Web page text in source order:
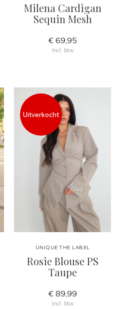
Milena Cardigan
Sequin Mesh
€ 69,95
Incl. btw
Uitverkocht
UNIQUE THE LABEL
Rosie Blouse PS
Taupe
€ 89,99
Incl. btw